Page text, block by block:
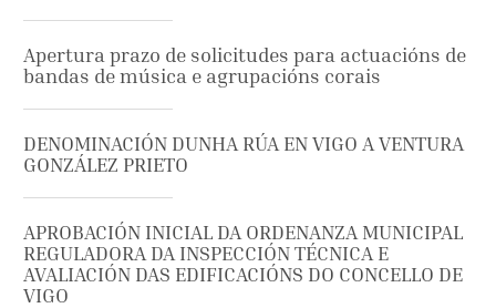
Apertura prazo de solicitudes para actuacións de
bandas de música e agrupacións corais
DENOMINACIÓN DUNHA RÚA EN VIGO A VENTURA
GONZÁLEZ PRIETO
APROBACIÓN INICIAL DA ORDENANZA MUNICIPAL
REGULADORA DA INSPECCIÓN TÉCNICA E
AVALIACIÓN DAS EDIFICACIÓNS DO CONCELLO DE
VIGO